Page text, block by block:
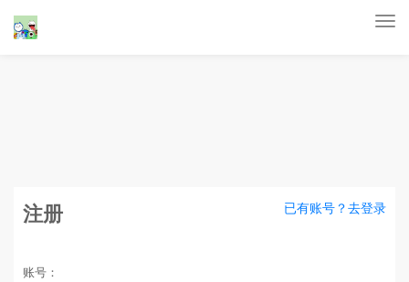
注册 已有账号？去登录
账号：